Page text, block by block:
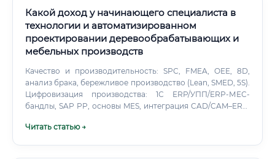
отвечают на вопрос: почему вы?
Какой доход у начинающего специалиста в
технологии и автоматизированном
проектировании деревообрабатывающих и
мебельных производств
Качество и производительность: SPC, FMEA, OEE, 8D,
анализ брака, бережливое производство (Lean, SMED, 5S).
Цифровизация производства: 1С ERP/УПП/ERP-МЕС-
бандлы, SAP PP, основы MES, интеграция CAD/CAM–ERP.
МДФ/ДСП, HPL; клей и фурнитура, ЛКМ и экология.
Читать статью →